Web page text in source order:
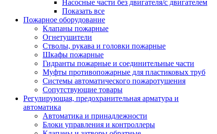
Насосные части без двигателя/с двигателем
Показать все
Пожарное оборудование
Клапаны пожарные
Огнетушители
Стволы, рукава и головки пожарные
Шкафы пожарные
Гидранты пожарные и соединительные части
Муфты противопожарные для пластиковых труб
Системы автоматического пожаротушения
Сопутствующие товары
Регулирующая, предохранительная арматура и
автоматика
Автоматика и принадлежности
Блоки управления и контроллеры